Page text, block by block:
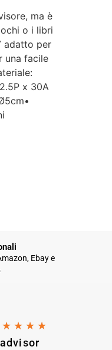
ma è
o i libri
adatto per
una facile
x 30A
Ebay e
★ ★ ★ ★